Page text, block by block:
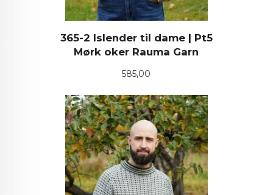
365-2 Islender til dame | Pt5
Mørk oker Rauma Garn
Pris
585,00